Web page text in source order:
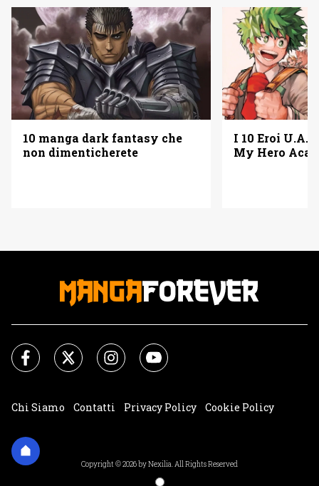
10 manga dark fantasy che
non dimenticherete
I 10 Eroi U.A.
My Hero
Chi Siamo Contatti Privacy Policy
Cookie Policy
Copyright © 2026 by Nexilia. All Rights Reserved